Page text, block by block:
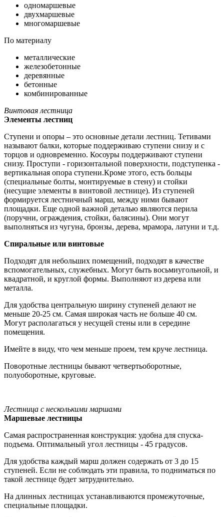
одномаршевые
двухмаршевые
многомаршевые
По материалу
металлические
железобетонные
деревянные
бетонные
комбинированные
Винтовая лестница
Элементы лестниц
Ступени и опоры – это основные детали лестниц. Тетивами
называют балки, которые поддерживаю ступени снизу и с
торцов и одновременно. Косоуры поддерживают ступени
снизу. Проступи - горизонтальной поверхности, подступенка -
вертикальная опора ступени.Кроме этого, есть больцы
(специальные болты, монтируемые в стену) и стойки
(несущие элементы в винтовой лестнице). Из ступеней
формируется лестничный марш, между ними бывают
площадки. Еще одной важной деталью являются перила
(поручни, ограждения, стойки, балясины). Они могут
выполняться из чугуна, бронзы, дерева, мрамора, латуни и т.д.
Спиральные или винтовые
Подходят для небольших помещений, подходят в качестве
вспомогательных, служебных. Могут быть восьмиугольной, и
квадратной, и круглой формы. Выполняют из дерева или
металла.
Для удобства центральную ширину ступеней делают не
меньше 20-25 см. Самая широкая часть не больше 40 см.
Могут располагаться у несущей стены или в середине
помещения.
Имейте в виду, что чем меньше проем, тем круче лестница.
Поворотные лестницы бывают четвертьоборотные,
полуоборотные, круговые.
Лестница с несколькими маршами
Маршевые лестницы
Самая распространенная конструкция: удобна для спуска-
подъема. Оптимальный угол лестницы - 45 градусов.
Для удобства каждый марш должен содержать от 3 до 15
ступеней. Если не соблюдать эти правила, то подниматься по
такой лестнице будет затруднительно.
На длинных лестницах устанавливаются промежуточные,
специальные площадки.